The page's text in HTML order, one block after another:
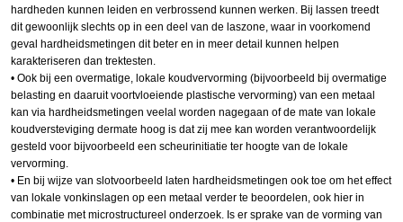
hardheden kunnen leiden en verbrossend kunnen werken. Bij lassen treedt
dit gewoonlijk slechts op in een deel van de laszone, waar in voorkomend
geval hardheidsmetingen dit beter en in meer detail kunnen helpen
karakteriseren dan trektesten.
•​ Ook bij een overmatige, lokale koudvervorming (bijvoorbeeld bij overmatige
belasting en daaruit voortvloeiende plastische vervorming) van een metaal
kan via hardheidsmetingen veelal worden nagegaan of de mate van lokale
koudversteviging dermate hoog is dat zij mee kan worden verantwoordelijk
gesteld voor bijvoorbeeld een scheurinitiatie ter hoogte van de lokale
vervorming.
•​ En bij wijze van slotvoorbeeld laten hardheidsmetingen ook toe om het effect
van lokale vonkinslagen op een metaal verder te beoordelen, ook hier in
combinatie met microstructureel onderzoek. Is er sprake van de vorming van